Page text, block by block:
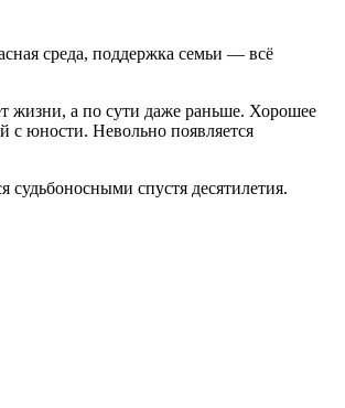
среда, поддержка семьи — всё
жизни, а по сути даже раньше. Хорошее
с юности. Невольно появляется
спустя десятилетия.